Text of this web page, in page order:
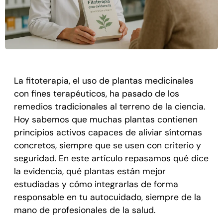
La fitoterapia, el uso de plantas medicinales
con fines terapéuticos, ha pasado de los
remedios tradicionales al terreno de la ciencia.
Hoy sabemos que muchas plantas contienen
principios activos capaces de aliviar síntomas
concretos, siempre que se usen con criterio y
seguridad. En este artículo repasamos qué dice
la evidencia, qué plantas están mejor
estudiadas y cómo integrarlas de forma
responsable en tu autocuidado, siempre de la
mano de profesionales de la salud.